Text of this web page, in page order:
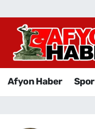
Afyon Haber Spor
Afyon Haber